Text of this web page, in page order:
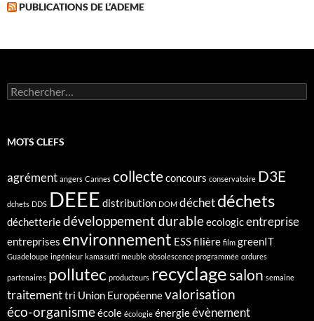
PUBLICATIONS DE L’ADEME
Rechercher :
MOTS CLEFS
agrément angers Cannes collecteconcours conservatoire D3E
dchets DDS DEEE distribution DOM déchetdéchets
déchetteriedéveloppement durableecologicentreprise
entreprises environnement ESSfilière film greenIT
Guadeloupe ingénieur kamasutri meuble obsolescence programmée ordures
partenaires pollutec producteurs recyclagesalon semaine
traitementtri Union Européennevalorisation
éco-organismeécole écologie énergieévènement